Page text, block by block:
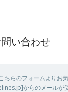
い合わせ
らのフォームよりお
からのメールが